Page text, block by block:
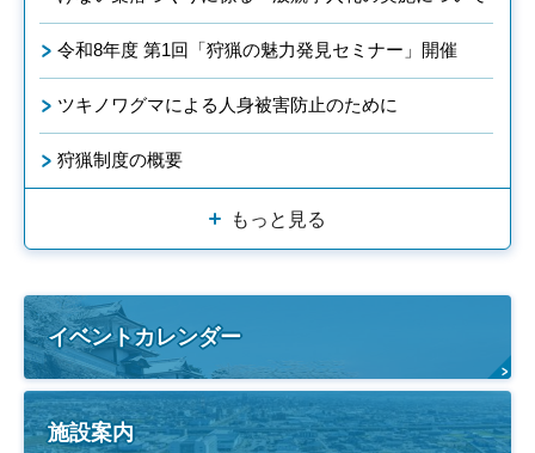
令和8年度 第1回「狩猟の魅力発見セミナー」開催
ツキノワグマによる人身被害防止のために
狩猟制度の概要
もっと見る
イベントカレンダー
施設案内